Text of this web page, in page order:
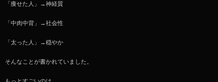
「痩せた人」→神経質
「中肉中背」→社会性
「太った人」→穏やか
そんなことが書かれていました。